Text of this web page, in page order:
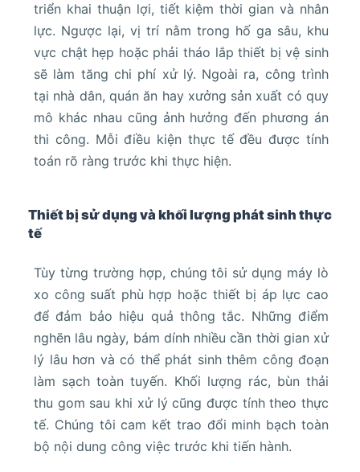
triển khai thuận lợi, tiết kiệm thời gian và nhân
lực. Ngược lại, vị trí nằm trong hố ga sâu, khu
vực chật hẹp hoặc phải tháo lắp thiết bị vệ sinh
sẽ làm tăng chi phí xử lý. Ngoài ra, công trình
tại nhà dân, quán ăn hay xưởng sản xuất có quy
mô khác nhau cũng ảnh hưởng đến phương án
thi công. Mỗi điều kiện thực tế đều được tính
toán rõ ràng trước khi thực hiện.
Thiết bị sử dụng và khối lượng phát sinh thực
tế
Tùy từng trường hợp, chúng tôi sử dụng máy lò
xo công suất phù hợp hoặc thiết bị áp lực cao
để đảm bảo hiệu quả thông tắc. Những điểm
nghẽn lâu ngày, bám dính nhiều cần thời gian xử
lý lâu hơn và có thể phát sinh thêm công đoạn
làm sạch toàn tuyến. Khối lượng rác, bùn thải
thu gom sau khi xử lý cũng được tính theo thực
tế. Chúng tôi cam kết trao đổi minh bạch toàn
bộ nội dung công việc trước khi tiến hành.